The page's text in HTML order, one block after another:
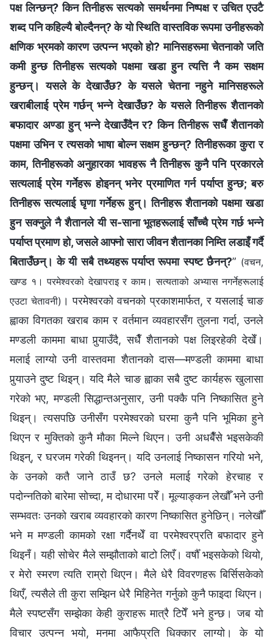
पक्ष लिन्छन्? किन तिनीहरू सत्यको समर्थनमा निष्पक्ष र उचित एउटै
शब्‍द पनि कहिल्यै बोल्दैनन्? के यो स्थिति वास्तविक रूपमा उनीहरूको
क्षणिक भ्रमको कारण उत्पन्न भएको हो? मानिसहरूमा चेतनाको जति
कमी हुन्छ तिनीहरू सत्यको पक्षमा खडा हुन त्यत्ति नै कम सक्षम
हुन्छन्। यसले के देखाउँछ? के यसले चेतना नहुने मानिसहरूले
खराबीलाई प्रेम गर्छन् भन्‍ने देखाउँछ? के यसले तिनीहरू शैतानको
बफादार अण्डा हुन् भन्‍ने देखाउँदैन र? किन तिनीहरू सधैँ शैतानको
पक्षमा उभिन र त्यसको भाषा बोल्न सक्षम हुन्छन्? तिनीहरूका कुरा र
काम, तिनीहरूको अनुहारका भावहरू नै तिनीहरू कुनै पनि प्रकारले
सत्यलाई प्रेम गर्नेहरू होइनन् भनेर प्रमाणित गर्न पर्याप्त हुन्छ; बरु
तिनीहरू सत्यलाई घृणा गर्नेहरू हुन्। तिनीहरू शैतानको पक्षमा खडा
हुन सक्नुले नै शैतानले यी स-साना भूतहरूलाई साँच्चै प्रेम गर्छ भन्‍ने
पर्याप्त प्रमाण हो, जसले आफ्नो सारा जीवन शैतानका निम्ति लडाइँ गर्दै
बिताउँछन्। के यी सबै तथ्यहरू पर्याप्त रूपमा स्पष्ट छैनन्?” (वचन,
खण्ड १। परमेश्‍वरको देखापराइ र काम। सत्यताको अभ्यास नगर्नेहरूलाई
एउटा चेतावनी) । परमेश्‍वरको वचनको प्रकाशमार्फत, र यसलाई चाङ
ह्वाका विगतका खराब काम र वर्तमान व्यवहारसँग तुलना गर्दा, उनले
मण्डली काममा बाधा पुर्‍याउँदै, सधैँ शैतानको पक्ष लिइरहेकी देखेँ।
मलाई लाग्यो उनी वास्तवमा शैतानको दास—मण्डली काममा बाधा
पुर्‍याउने दुष्‍ट थिइन्। यदि मैले चाङ ह्वाका सबै दुष्‍ट कार्यहरू खुलासा
गरेको भए, मण्डली सिद्धान्तअनुसार, उनी पक्कै पनि निष्कासित हुने
थिइन्। त्यसपछि उनीसँग परमेश्‍वरको घरमा कुनै पनि भूमिका हुने
थिएन र मुक्तिको कुनै मौका मिल्ने थिएन। उनी अधबैँसे भइसकेकी
थिइन्, र घरजम गरेकी थिइनन्। यदि उनलाई निष्कासन गरियो भने,
के उनको कतै जाने ठाउँ छ? उनले मलाई गरेको हेरचाह र
पदोन्नतिको बारेमा सोच्दा, म दोधारमा परेँ। मूल्याङ्कन लेखौँ भने उनी
सम्भवतः उनको खराब व्यवहारको कारण निष्कासित हुनेछिन्। नलेखौँ
भने म मण्डली कामको रक्षा गर्दैनथेँ वा परमेश्‍वरप्रति बफादार हुने
थिइनँ। यही सोचेर मैले सम्झौताको बाटो लिएँ। वर्षौँ भइसकेको थियो,
र मेरो स्मरण त्यति राम्रो थिएन। मैले धेरै विवरणहरू बिर्सिसकेको
थिएँ, त्यसैले ती कुरा सम्झिन धेरै मिहिनेत गर्नुको कुनै फाइदा थिएन।
मैले स्पष्‍टसँग सम्झेका केही कुराहरू मात्रै टिपेँ भने हुन्छ। जब यो
विचार उत्पन्न भयो, मनमा आफैप्रति धिक्‍कार लाग्यो। के यो